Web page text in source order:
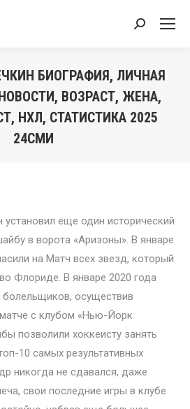
Search:
БИОГРАФИЯ, ЛИЧНАЯ
ВОЗРАСТ, ЖЕНА,
НХЛ, СТАТИСТИКА 2025
24СМИ
еще один исторический
в ворота «Аризоны». В январе
на Матч всех звезд, который
Флориде. В январе 2020 года
осуществив
с клубом «Нью-Йорк
позволили хоккеисту занять
10 самых результативных
никогда не сдавался, даже
свои последние игры в клубе